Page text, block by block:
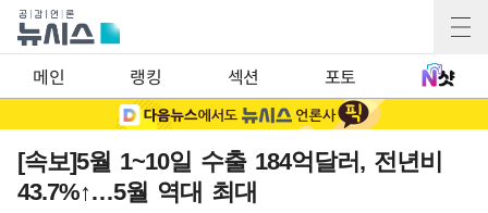
메인 랭킹 섹션 포토
[속보]5월 1~10일 수출 184억달러, 전년비
43.7%↑…5월 역대 최대